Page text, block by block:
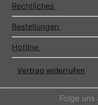
Rechtliches
Bestellungen
Hotline
Vertrag widerrufen
Folge uns